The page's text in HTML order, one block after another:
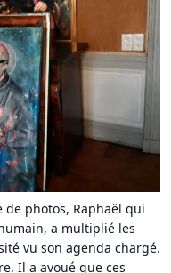
photos, Raphaël qui
a multiplié les
vu son agenda chargé.
Il a avoué que ces